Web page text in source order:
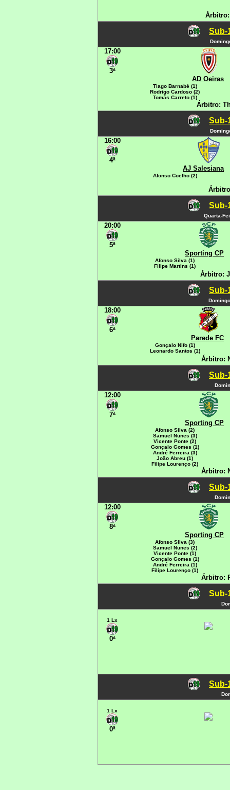
Sub-
17:00
3ª
AD Oeiras
Tiago Barnabé (1)
Rodrigo Cardoso (2)
Tomás Carreto (1)
Árbitro:
Sub-
16:00
4ª
AJ Salesiana
Afonso Coelho (2)
Sub-
Quarta-
20:00
5ª
Sporting CP
Afonso Silva (1)
Filipe Martins (1)
Árbitro:
Sub-
18:00
6ª
Parede FC
Gonçalo Nifo (1)
Leonardo Santos (1)
Árbitro:
Sub-
12:00
7ª
Sporting CP
Afonso Silva (2)
Samuel Nunes (3)
Vicente Ponte (2)
Gonçalo Gomes (1)
André Ferreira (3)
João Abreu (1)
Filipe Lourenço (2)
Árbitro:
Sub-
12:00
8ª
Sporting CP
Afonso Silva (3)
Samuel Nunes (2)
Vicente Ponte (1)
Gonçalo Gomes (1)
André Ferreira (1)
Filipe Lourenço (1)
Árbitro:
Sub-
1 Lx
0ª
Sub-
1 Lx
0ª